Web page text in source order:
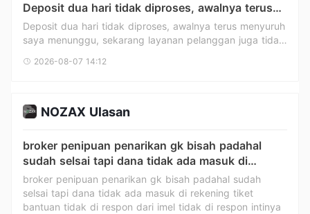
menyimpan semua catatan penyetoran, transaksi,
penarikan, dan komunikasi, berharap platform segera
memberikan tanggapan resmi dan memproses dana
dapat diselesaikan, saya akan mengajukan pengaduan
kepentingan sah saya sesuai hukum.
Deposit dua hari tidak diproses, awalnya terus
menyuruh saya menunggu, sekarang layanan
pelanggan juga tidak membalas
Deposit dua hari tidak diproses, awalnya terus menyuruh
saya menunggu, sekarang layanan pelanggan juga tidak
2026-08-07 14:12
NOZAX Ulasan
broker penipuan penarikan gk bisah padahal
sudah selsai tapi dana tidak ada masuk di
rekening tiket bantuan tidak di respon dari imel
tidak di respon intinya broker penipuan jangan
mau makai broker nozax lagi
broker penipuan penarikan gk bisah padahal sudah
selsai tapi dana tidak ada masuk di rekening tiket
bantuan tidak di respon dari imel tidak di respon intinya